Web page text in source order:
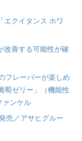
エクイタンス ホワ
改善する可能性が確
フレーバーが楽しめ
萄ゼリー」（機能性
ァンケル
売／アサヒグルー